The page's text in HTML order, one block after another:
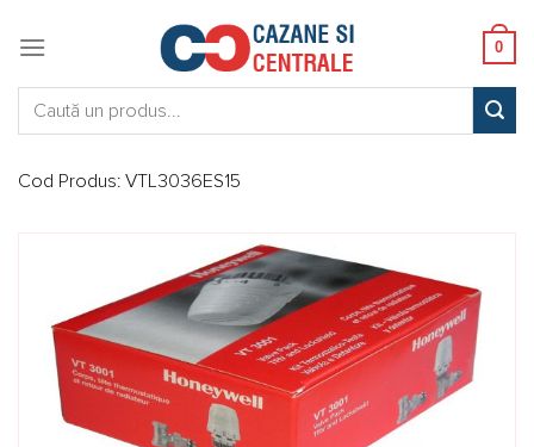
0
Cod Produs: VTL3036ES15